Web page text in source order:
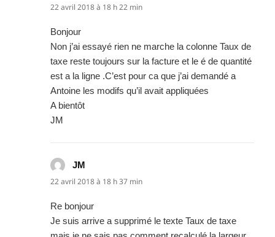
22 avril 2018 à 18 h 22 min
Bonjour
Non j’ai essayé rien ne marche la colonne Taux de
taxe reste toujours sur la facture et le é de quantité
est a la ligne .C’est pour ca que j’ai demandé a
Antoine les modifs qu’il avait appliquées
A bientôt
JM
JM
22 avril 2018 à 18 h 37 min
Re bonjour
Je suis arrive a supprimé le texte Taux de taxe